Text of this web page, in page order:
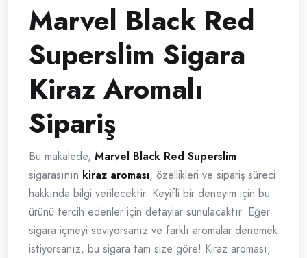
Marvel Black Red
Superslim Sigara
Kiraz Aromalı
Sipariş
Bu makalede, Marvel Black Red Superslim
sigarasının kiraz aroması, özellikleri ve sipariş süreci
hakkında bilgi verilecektir. Keyifli bir deneyim için bu
ürünü tercih edenler için detaylar sunulacaktır. Eğer
sigara içmeyi seviyorsanız ve farklı aromalar denemek
istiyorsanız, bu sigara tam size göre! Kiraz aroması,